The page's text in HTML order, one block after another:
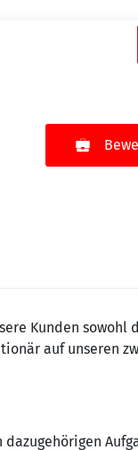
Kunden sowohl
auf unseren